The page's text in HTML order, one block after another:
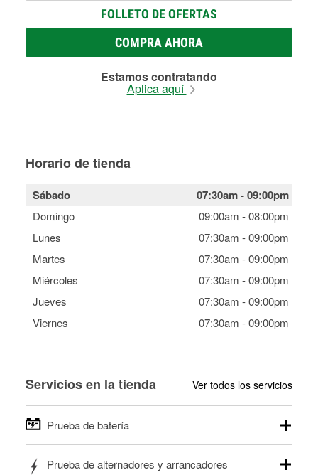
FOLLETO DE OFERTAS
COMPRA AHORA
Estamos contratando
Aplica aquí
Horario de tienda
Sábado 07:30am-09:00pm
Domingo 09:00am -08:00pm
Lunes
07:30am -09:00pm
Martes
07:30am -09:00pm
Miércoles
07:30am -09:00pm
Jueves
07:30am -09:00pm
Viernes
07:30am -09:00pm
Servicios en la tienda Ver todos los servicios
Prueba de batería
autos, camionetas, SUVs, vehículos comerciales y
Prueba de alternadores y arrancadores